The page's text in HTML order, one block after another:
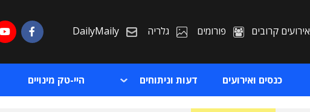
אירועים קרובים פורומים גלריה DailyMaily
כנסים ואירועים דעות וניתוחים היי-טק מינויים